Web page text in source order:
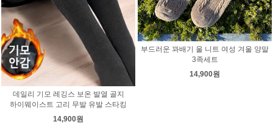
데일리 기모 레깅스 보온 발열 골지
하이웨이스트 고리 무발 유발 스타킹
14,900원
부드러운 꽈배기 울 니트 여성 겨울 양말
3족세트
14,900원